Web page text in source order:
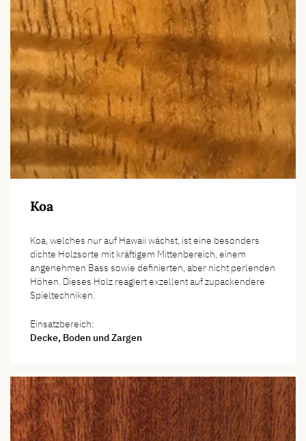
Koa
Koa, welches nur auf Hawaii wächst, ist eine besonders
dichte Holzsorte mit kräftigem Mittenbereich, einem
angenehmen Bass sowie definierten, aber nicht perlenden
Höhen. Dieses Holz reagiert exzellent auf zupackendere
Spieltechniken.
Einsatzbereich:
Decke, Boden und Zargen